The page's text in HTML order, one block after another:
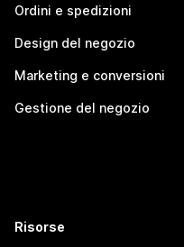
Ordini e spedizioni
Design del negozio
Marketing e conversioni
Gestione del negozio
Risorse